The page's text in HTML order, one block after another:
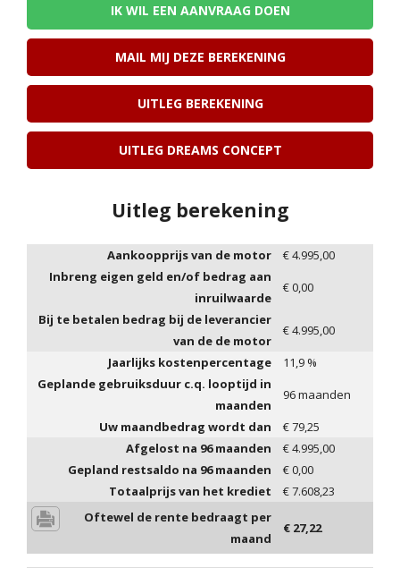
IK WIL EEN AANVRAAG DOEN
MAIL MIJ DEZE BEREKENING
UITLEG BEREKENING
UITLEG DREAMS CONCEPT
Uitleg berekening
Aankoopprijs van de motor €4.995,00
Inbreng eigen geld en/of bedrag aan
inruilwaarde
€0,00
Bij te betalen bedrag bij de leverancier
van de de motor
€4.995,00
Jaarlijks kostenpercentage
11,9 %
Geplande gebruiksduur c.q. looptijd in
maanden
96maanden
Uw maandbedrag wordt dan
€79,25
Afgelost na 96maanden €4.995,00
Gepland restsaldo na 96maanden €0,00
Totaalprijs van het krediet
€7.608,23
Oftewel de rente bedraagt per
maand
€ 27,22